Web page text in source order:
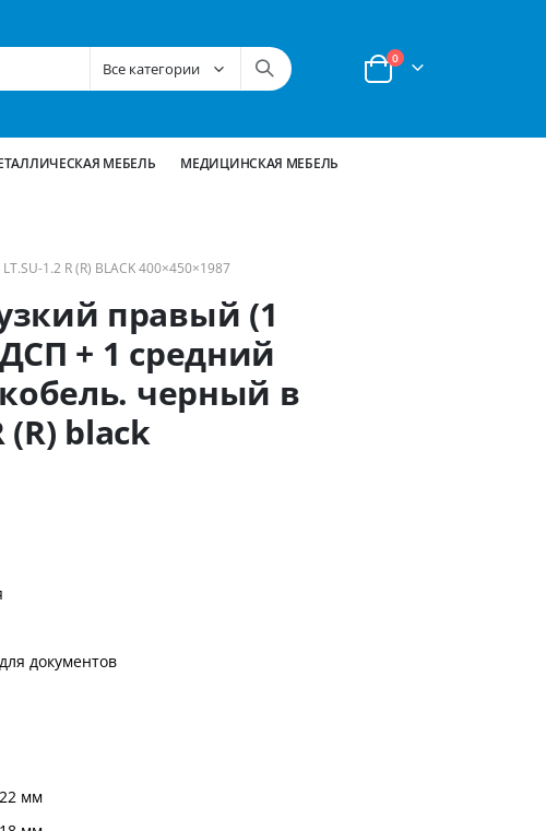
Корзина
0позиции
МЕБЕЛЬ МЕДИЦИНСКАЯ МЕБЕЛЬ
1.2 R (R) BLACK 400×450×1987
правый (1
+ 1 средний
черный в
(R) black
документов
мм